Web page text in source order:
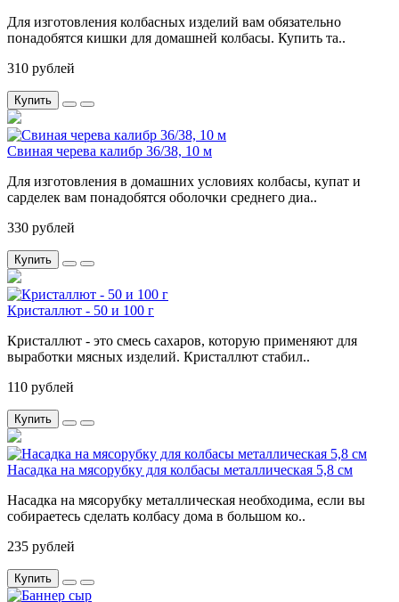
Для изготовления колбасных изделий вам обязательно
понадобятся кишки для домашней колбасы. Купить та..
310 рублей
Купить
Свиная черева калибр 36/38, 10 м
Для изготовления в домашних условиях колбасы, купат и
сарделек вам понадобятся оболочки среднего диа..
330 рублей
Купить
Кристаллют - 50 и 100 г
Кристаллют - это смесь сахаров, которую применяют для
выработки мясных изделий. Кристаллют стабил..
110 рублей
Купить
Насадка на мясорубку для колбасы металлическая 5,8 см
Насадка на мясорубку металлическая необходима, если вы
собираетесь сделать колбасу дома в большом ко..
235 рублей
Купить